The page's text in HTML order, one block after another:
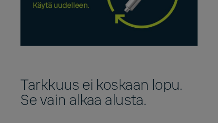
Tarkkuus ei koskaan lopu.
Se vain alkaa alusta.